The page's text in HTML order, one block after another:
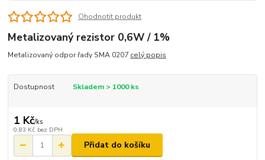
Ohodnotit produkt
Metalizovaný rezistor 0,6W / 1%
Metalizovaný odpor řady SMA 0207 celý popis
Dostupnost Skladem > 1000 ks
1 Kč/ks
0,83 Kč bez DPH
Přidat do košíku